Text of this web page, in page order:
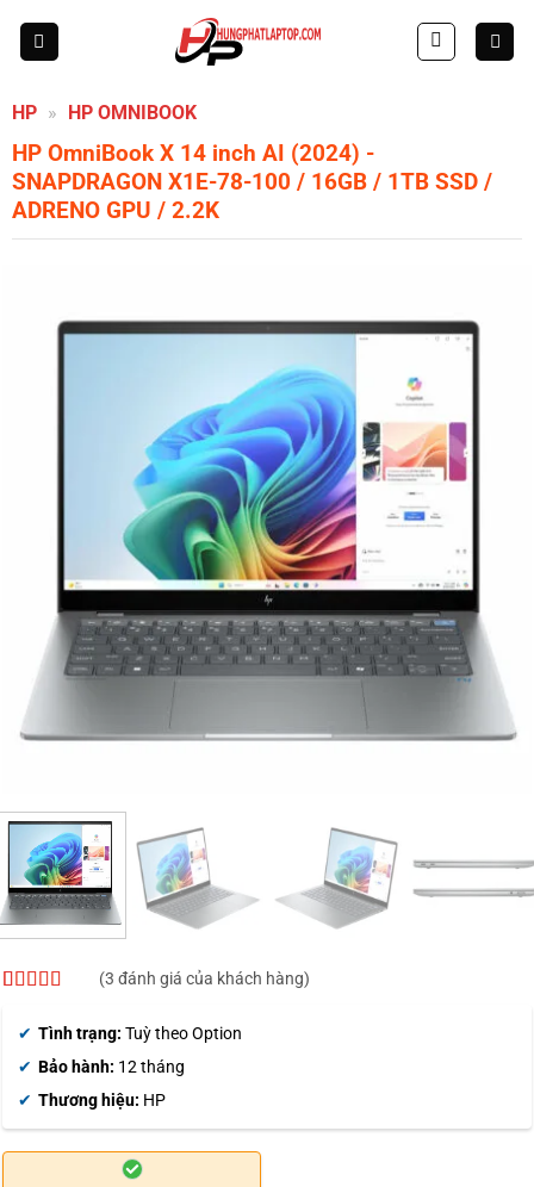
HP » HP OMNIBOOK
HP OmniBook X 14 inch AI (2024) -
SNAPDRAGON X1E-78-100 / 16GB / 1TB SSD /
ADRENO GPU / 2.2K
trên đánh
(3 đánh giá của khách hàng)
Tình trạng: Tuỳ theo Option
Bảo hành: 12 tháng
Thương hiệu: HP